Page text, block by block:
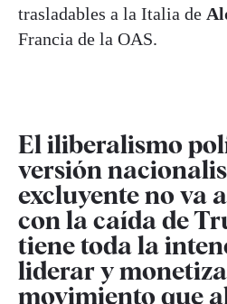
trasladables a la Italia de
Francia de la OAS.
El iliberalismo
versión
excluyente no va
con la caída de
tiene toda la
liderar y
movimiento que